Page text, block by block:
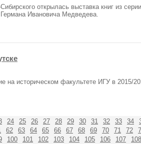
открылась выставка книг из
Ивановича Медведева.
историческом факультете ИГУ в 2015/
24 25 26 27 28 29 30 31 32 33 34
62 63 64 65 66 67 68 69 70 71 72
100 101 102 103 104 105 106 107 108